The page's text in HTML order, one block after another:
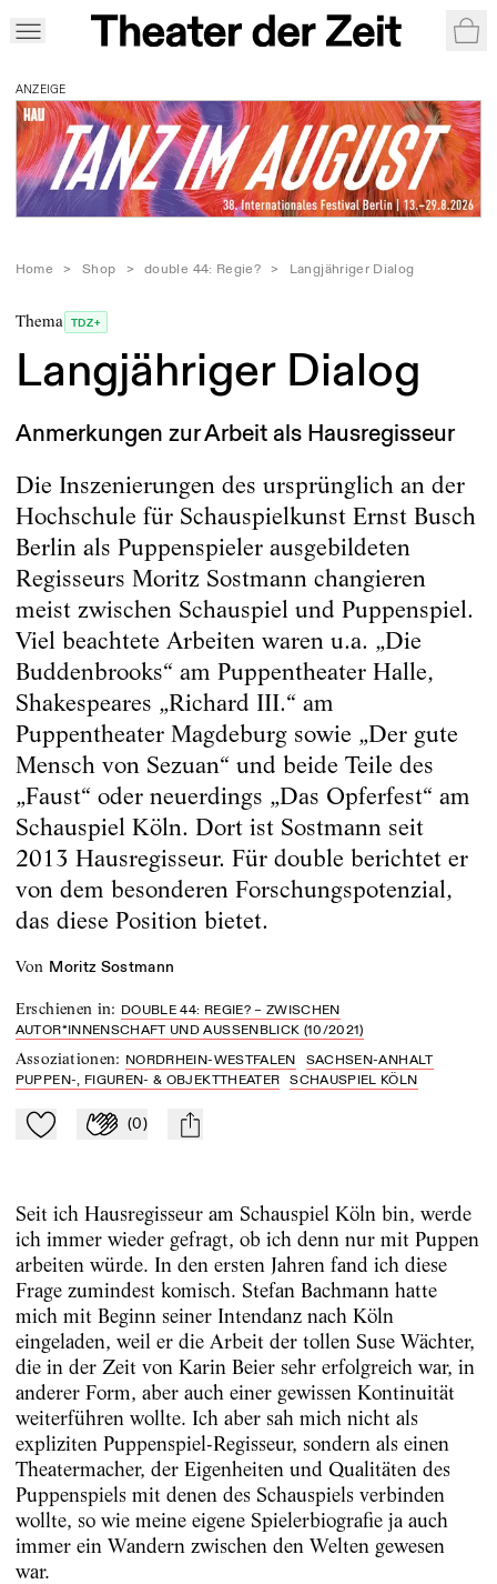
ANZEIGE
Home > Shop > double 44: Regie? > Langjähriger Dialog
Thema TDZ+
Langjähriger Dialog
Anmerkungen zur Arbeit als Hausregisseur
Die Inszenierungen des ursprünglich an der
Hochschule für Schauspielkunst Ernst Busch
Berlin als Puppenspieler ausgebildeten
Regisseurs Moritz Sostmann changieren
meist zwischen Schauspiel und Puppenspiel.
Viel beachtete Arbeiten waren u.a. „Die
Buddenbrooks“ am Puppentheater Halle,
Shakespeares „Richard III.“ am
Puppentheater Magdeburg sowie „Der gute
Mensch von Sezuan“ und beide Teile des
„Faust“ oder neuerdings „Das Opferfest“ am
Schauspiel Köln. Dort ist Sostmann seit
2013 Hausregisseur. Für double berichtet er
von dem besonderen Forschungspotenzial,
das diese Position bietet.
von Moritz Sostmann
Erschienen in: DOUBLE 44: REGIE? – ZWISCHEN
AUTOR*INNENSCHAFT UND AUSSENBLICK (10/2021)
Assoziationen: NORDRHEIN-WESTFALEN
SACHSEN-ANHALT
PUPPEN-, FIGUREN- & OBJEKTTHEATER
SCHAUSPIEL KÖLN
Zu Mein-TdZ hinzufügen
Applaudieren
(0) mail
Seit ich Hausregisseur am Schauspiel Köln bin, werde
ich immer wieder gefragt, ob ich denn nur mit Puppen
arbeiten würde. In den ersten Jahren fand ich diese
Frage zumindest komisch. Stefan Bachmann hatte
mich mit Beginn seiner Intendanz nach Köln
eingeladen, weil er die Arbeit der tollen Suse Wächter,
die in der Zeit von Karin Beier sehr erfolgreich war, in
anderer Form, aber auch einer gewissen Kontinuität
weiterführen wollte. Ich aber sah mich nicht als
expliziten Puppenspiel-Regisseur, sondern als einen
Theatermacher, der Eigenheiten und Qualitäten des
Puppenspiels mit denen des Schauspiels verbinden
wollte, so wie meine eigene Spielerbiografie ja auch
immer ein Wandern zwischen den Welten gewesen
war.